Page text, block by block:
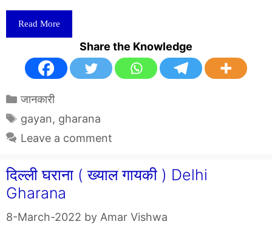
Read More
Share the Knowledge
Categories
जानकारी
Tags
gayan, gharana
Leave a comment
दिल्ली घराना ( ख्याल गायकी ) Delhi
Gharana
8-March-2022 by Amar Vishwa